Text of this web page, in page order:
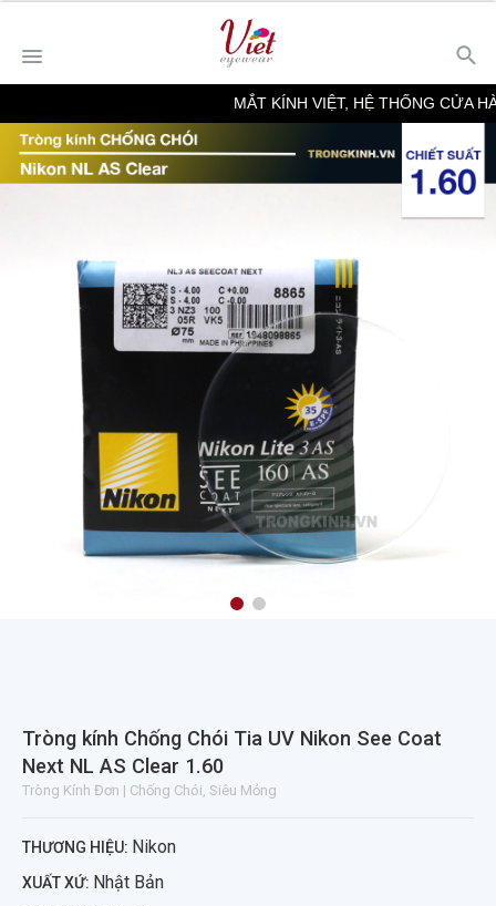
MẮT KÍNH VIỆT, HỆ THỐNG CỬA
Tròng kính Chống Chói Tia UV Nikon See Coat
Next NL AS Clear 1.60
Tròng Kính Đơn | Chống Chói, Siêu Mỏng
THƯƠNG HIỆU: Nikon
XUẤT XỨ: Nhật Bản